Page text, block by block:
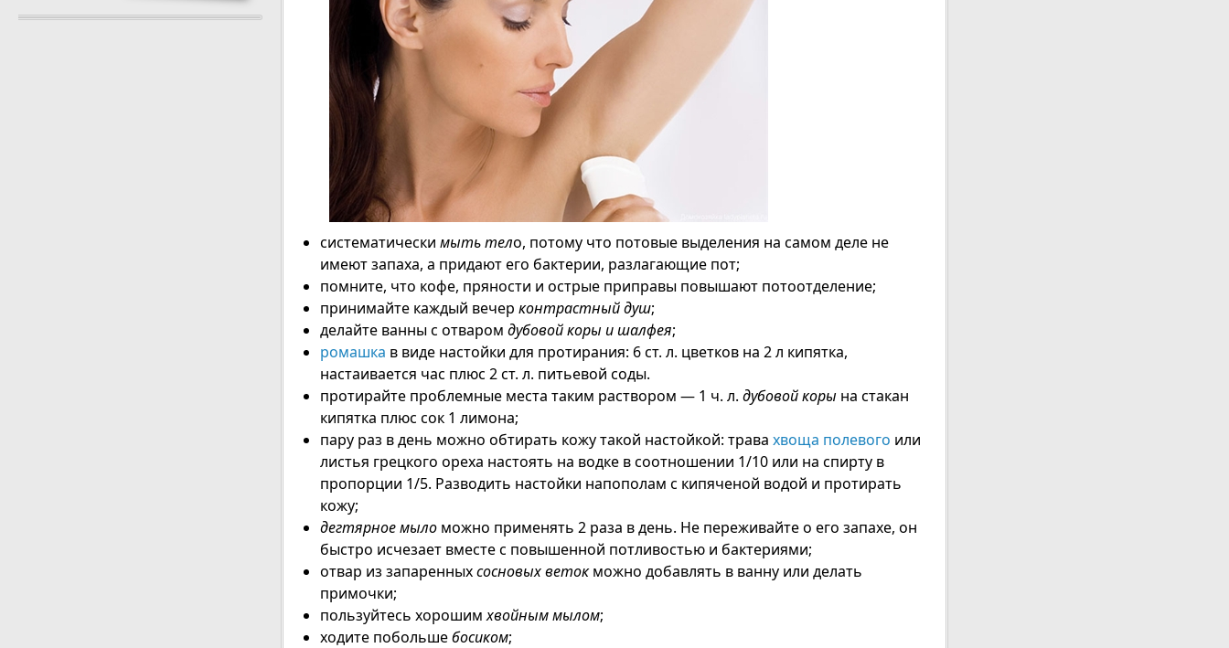
систематически мыть тело, потому что потовые выделения на самом деле не
имеют запаха, а придают его бактерии, разлагающие пот;
помните, что кофе, пряности и острые приправы повышают потоотделение;
принимайте каждый вечер контрастный душ;
делайте ванны с отваром дубовой коры и шалфея;
ромашка в виде настойки для протирания: 6 ст. л. цветков на 2 л кипятка,
настаивается час плюс 2 ст. л. питьевой соды.
протирайте проблемные места таким раствором — 1 ч. л. дубовой коры на стакан
кипятка плюс сок 1 лимона;
пару раз в день можно обтирать кожу такой настойкой: трава хвоща полевого или
листья грецкого ореха настоять на водке в соотношении 1/10 или на спирту в
пропорции 1/5. Разводить настойки напополам с кипяченой водой и протирать
кожу;
дегтярное мыломожно применять 2 раза в день. Не переживайте о его запахе, он
быстро исчезает вместе с повышенной потливостью и бактериями;
отвар из запаренныхсосновых ветокможно добавлять в ванну или делать
примочки;
пользуйтесь хорошимхвойным мылом;
ходите побольшебосиком;